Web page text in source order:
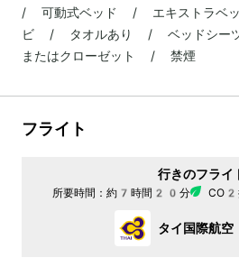
/ 可動式ベッド / エキストラ
ビ / タオルあり / ベッドシー
またはクローゼット / 禁煙
フライト
行きのフライ
所要時間： 約7時間20分 CO2
タイ国際航空